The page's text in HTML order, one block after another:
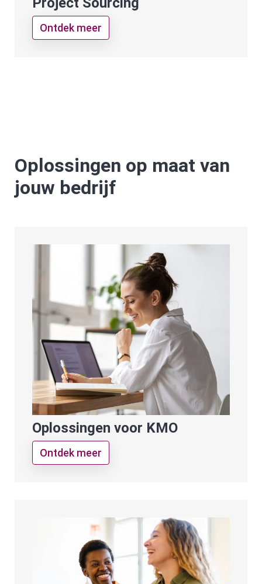
Ontdek meer
Oplossingen op maat van
jouw bedrijf
Oplossingen voor KMO
Ontdek meer